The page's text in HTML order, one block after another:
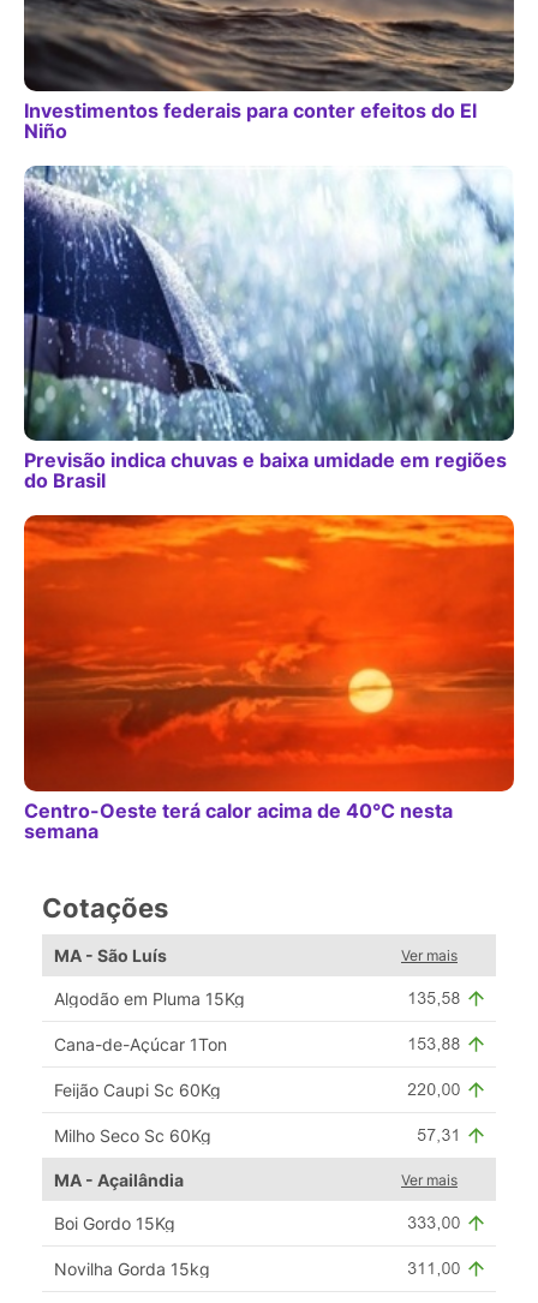
Investimentos federais para conter efeitos do El
Niño
Previsão indica chuvas e baixa umidade em regiões
do Brasil
Centro-Oeste terá calor acima de 40°C nesta
semana
Cotações
MA - São Luís Ver mais
Algodão em Pluma 15Kg
Cana-de-Açúcar 1Ton
Feijão Caupi Sc 60Kg
Milho Seco Sc 60Kg
MA - Açailândia Ver mais
Boi Gordo 15Kg
Novilha Gorda 15kg